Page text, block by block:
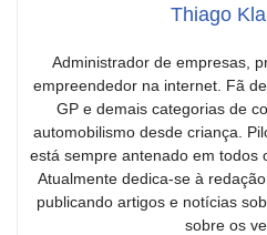
Thiago
Administrador de empresas,
empreendedor na internet. Fã
GP e demais categorias de
automobilismo desde criança.
está sempre antenado em todos
Atualmente dedica-se à
publicando artigos e notícias
sobre os